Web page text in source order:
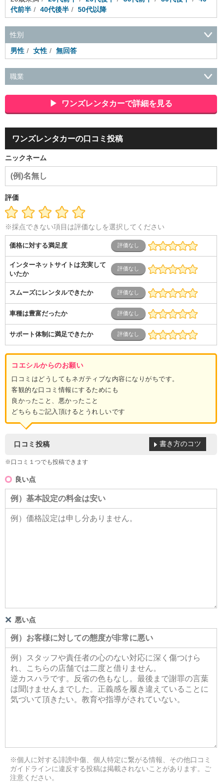
代前半
40代後半 50代以降
性別
男性
女性 無回答
職業
広告・マスコミ
接客・小売・流通・外食・食
品
アミューズメント・エンターテイメント・ゲーム関連
美
ダル・葬祭
メディア職
クリエイティブ・デザイン・映像・
音響
芸能・イベント・コンパニオン
ム開発・SE・インフラ）
導体・制御）
警備・交通・建築・土木技術職
医療・福祉・
介護
その他
ス
士業・コンサルティング 金融・商社
不動産・保険・サ
ービス
専業主婦（夫）
営業
ワンズレンタカーで詳細を見る
ワンズレンタカーの口コミ投稿
ニックネーム
評価
※採点できない項目は評価なしを選択してください
価格に対する満足度
インターネットサイトは充実して
いたか
スムーズにレンタルできたか
車種は豊富だったか
サポート体制に満足できたか
コエシルからのお願い
口コミはどうしてもネガティブな内容になりがちです。
客観的な口コミ情報にするためにも
良かったこと、悪かったこと
どちらもご記入頂けるとうれしいです
口コミ投稿
※口コミ１つでも投稿できます
書き方のコツ
良い点
悪い点
※個人に対する誹謗中傷、個人特定に繋がる情報、その他口コミ
ガイドラインに違反する投稿は掲載されないことがあります。ご
注意ください。